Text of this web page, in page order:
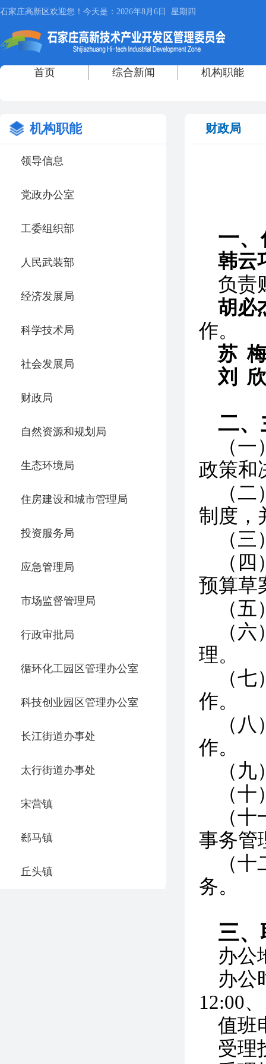
机构职能
领导信息
党政办公室
工委组织部
人民武装部
经济发展局
科学技术局
社会发展局
财政局
自然资源和规划局
生态环境局
住房建设和城市管理局
投资服务局
应急管理局
市场监督管理局
行政审批局
循环化工园区管理办公室
科技创业园区管理办公室
长江街道办事处
太行街道办事处
宋营镇
郄马镇
丘头镇
财政局
一
韩云
负责
胡必
作。
苏
刘
二、
（一
政策和
（二
制度，
（三
（四
预算草
（五
（六
理。
（七
作。
（八
作。
（九
（十
（
事务管
（
务。
三、
办公
办公
12:00
值班
受理